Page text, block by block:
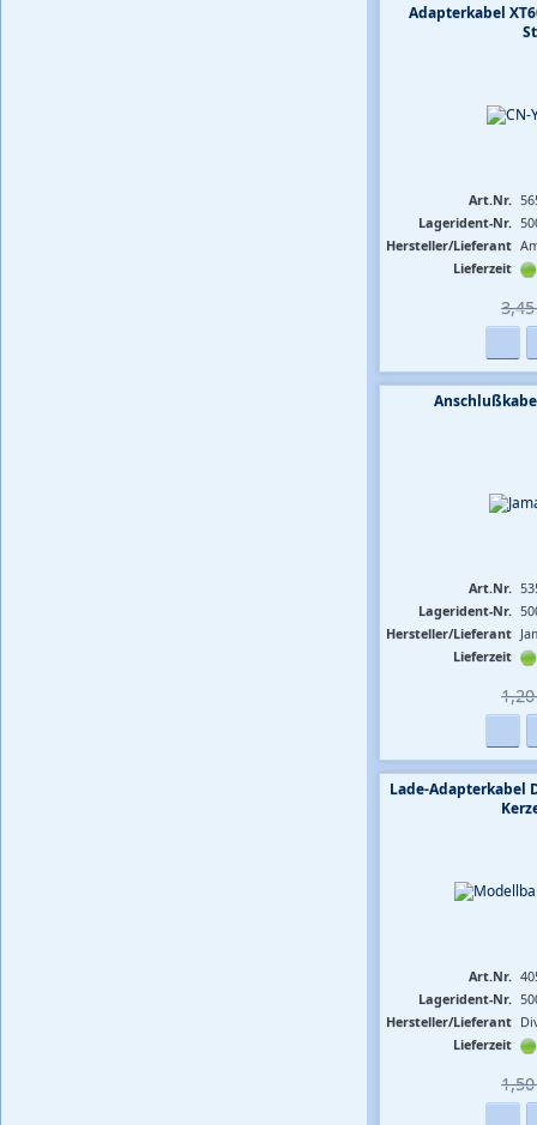
Adapterkabel
Art.Nr.
Lagerident-Nr.
Hersteller/Lieferant
Lieferzeit
3,45
Art.Nr.
Lagerident-Nr.
Hersteller/Lieferant
Lieferzeit
1,20
Lade-Adapterkabel
Art.Nr.
Lagerident-Nr.
Hersteller/Lieferant
Lieferzeit
1,50